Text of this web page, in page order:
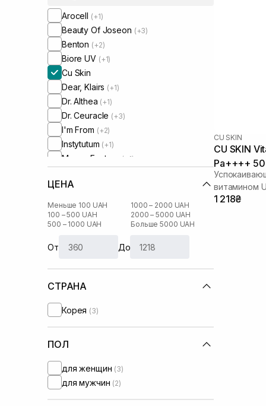
Arocell (+1)
Beauty Of Joseon (+3)
Benton (+2)
Biore UV (+1)
Cu Skin
Dear, Klairs (+1)
Dr. Althea (+1)
Dr. Ceuracle (+3)
I'm From (+2)
Instytutum (+1)
Manyo Factory (+1)
Needly
Purito(+2)
Round Lab
Skin1004 (+4)
Transparent-Lab(+1)
ЦЕНА
Меньше 100 UAH
100 – 500 UAH
500 – 1000 UAH
1000 – 2000 UAH
2000 – 5000 UAH
Больше 5000 UAH
От До
СТРАНА
Корея (3)
ПОЛ
для женщин (3)
для мужчин (2)
CU SKIN
CU SKIN
Pa++++
витамином
1 218₴